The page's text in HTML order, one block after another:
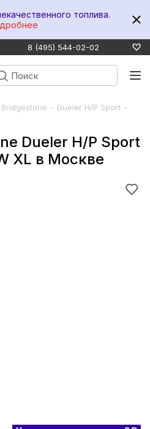
топлива.
8 (495) 544-02-02
Bridgestone - Dueler H/P Sport -
Dueler H/P Sport
XL в Москве